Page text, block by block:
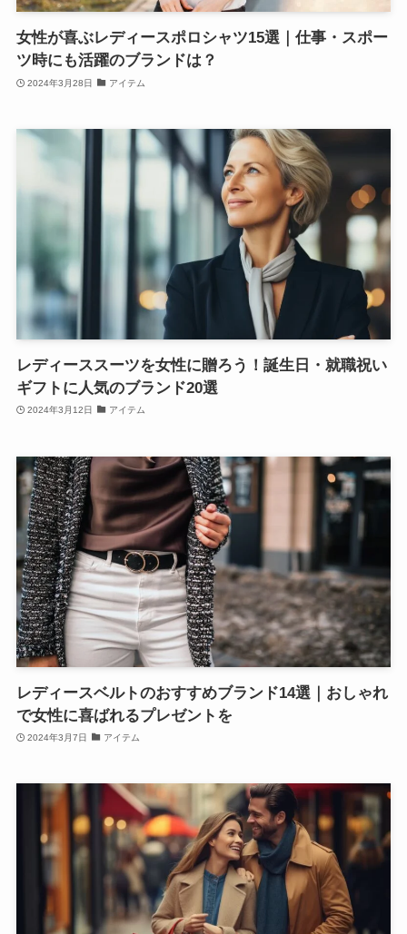
女性が喜ぶレディースポロシャツ15選｜仕事・スポー
ツ時にも活躍のブランドは？
2024年3月28日 アイテム
レディーススーツを女性に贈ろう！誕生日・就職祝い
ギフトに人気のブランド20選
2024年3月12日 アイテム
レディースベルトのおすすめブランド14選｜おしゃれ
で女性に喜ばれるプレゼントを
2024年3月7日 アイテム